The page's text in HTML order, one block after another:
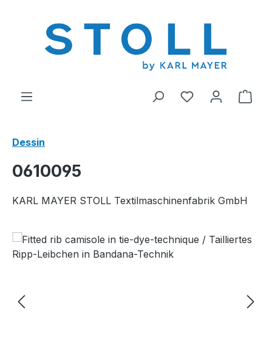
Vous avez 0Le
Dessin
0610095
KARL MAYER STOLL Textilmaschinenfabrik GmbH
Ignorer la galerie d'images